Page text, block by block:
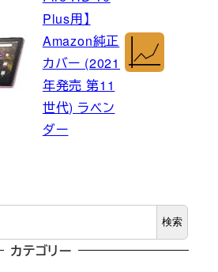
Plus用】
Amazon純正
カバー (2021
年発売 第11
世代) ラベン
ダー
検索
カテゴリー